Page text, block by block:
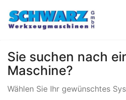
Sie suchen nach
Maschine?
Wählen Sie Ihr gewünschtes